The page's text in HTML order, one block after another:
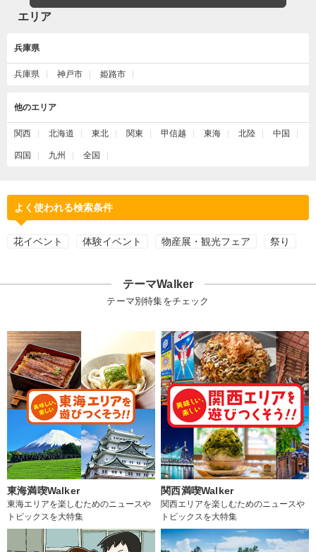
エリア
兵庫県
兵庫県 神戸市 姫路市
他のエリア
関西 北海道 東北 関東 甲信越 東海 北陸 中国
四国 九州 全国
よく使われる検索条件
花イベント 体験イベント 物産展・観光フェア 祭り
テーマWalker
テーマ別特集をチェック
東海満喫Walker
東海エリアを楽しむためのニュースや
トピックスを大特集
関西満喫Walker
関西エリアを楽しむためのニュースや
トピックスを大特集